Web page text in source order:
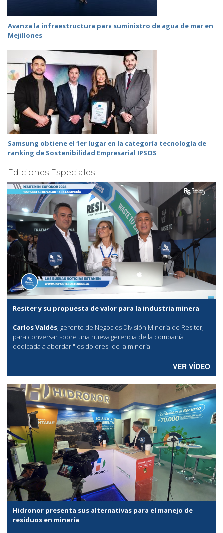
Avanza la infraestructura para suministro de agua de mar en
Mejillones
Samsung obtiene el 1er lugar en la categoría tecnología de
ranking de Sostenibilidad Empresarial IPSOS
Ediciones Especiales
Resiter y su propuesta de valor para la industria minera
Carlos Valdés, gerente de Negocios División Minería de Resiter,
para conversar sobre una nueva gerencia de la compañía
dedicada a abordar "los dolores" de la minería.
VER VÍDEO
Hidronor presenta sus alternativas para el manejo de
residuos en minería